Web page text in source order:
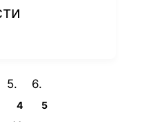
favorites
4 5